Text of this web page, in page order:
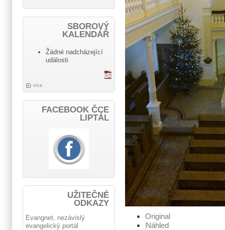
Original
Náhled
SBOROVÝ
KALENDÁŘ
Žádné nadcházející
události
více
FACEBOOK ČCE
LIPTÁL
UŽITEČNÉ
ODKAZY
Evangnet, nezávislý
evangelický portál